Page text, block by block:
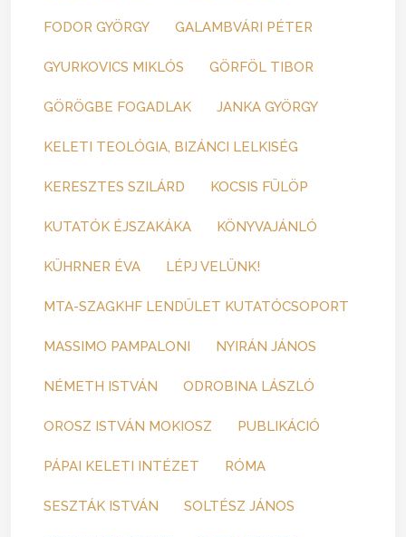
FODOR GYÖRGY GALAMBVÁRI PÉTER
GYURKOVICS MIKLÓS GÖRFÖL TIBOR
GÖRÖGBE FOGADLAK JANKA GYÖRGY
KELETI TEOLÓGIA, BIZÁNCI LELKISÉG
KERESZTES SZILÁRD KOCSIS FÜLÖP
KUTATÓK ÉJSZAKÁKA KÖNYVAJÁNLÓ
KÜHRNER ÉVA LÉPJ VELÜNK!
MTA-SZAGKHF LENDÜLET KUTATÓCSOPORT
MASSIMO PAMPALONI NYIRÁN JÁNOS
NÉMETH ISTVÁN ODROBINA LÁSZLÓ
OROSZ ISTVÁN MOKIOSZ PUBLIKÁCIÓ
PÁPAI KELETI INTÉZET RÓMA
SESZTÁK ISTVÁN SOLTÉSZ JÁNOS